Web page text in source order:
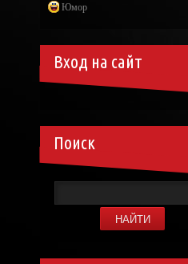
Юмор
Вход на сайт
Поиск